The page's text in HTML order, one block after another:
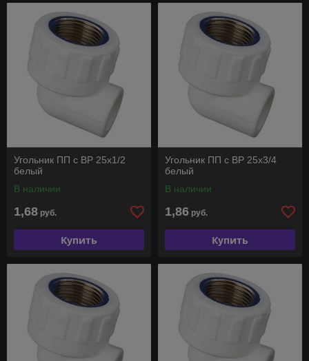
Угольник ПП с ВР 25х1/2
белый
В наличии
1,68 руб.
Купить
Угольник ПП с ВР 25х3/4
белый
В наличии
1,86 руб.
Купить